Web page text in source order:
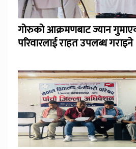
गोरुको आक्रमणबाट ज्यान
परिवारलाई राहत उपलब्ध गराइने